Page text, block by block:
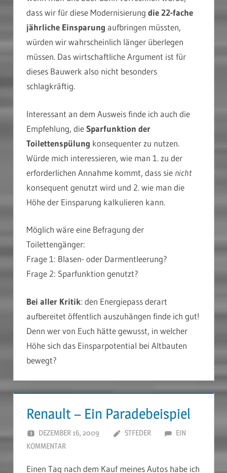
dass wir für diese Modernisierung die 22-fache
jährliche Einsparung aufbringen müssten,
würden wir wahrscheinlich länger überlegen
müssen. Das wirtschaftliche Argument ist für
dieses Bauwerk also nicht besonders
schlagkräftig.
Interessant an dem Ausweis finde ich auch die
Empfehlung, dieSparfunktion der
Toilettenspülung konsequenter zu nutzen.
Würde mich interessieren, wie man 1. zu der
erforderlichen Annahme kommt, dass sie nicht
konsequent genutzt wird und 2. wie man die
Höhe der Einsparung kalkulieren kann.
Möglich wäre eine Befragung der
Toilettengänger:
Frage 1: Blasen- oder Darmentleerung?
Frage 2: Sparfunktion genutzt?
Bei aller Kritik: den Energiepass derart
aufbereitet öffentlich auszuhängen finde ich gut!
Denn wer von Euch hätte gewusst, in welcher
Höhe sich das Einsparpotential bei Altbauten
bewegt?
Renault – Ein Paradebeispiel
DEZEMBER 16, 2009 STFEDER
EIN
KOMMENTAR
Einen Tag nach dem Kauf meines Autos habe ich